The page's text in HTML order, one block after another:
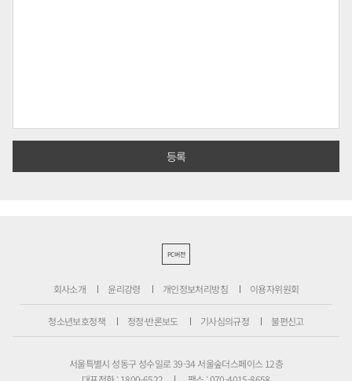
PC버전
회사소개 윤리강령 개인정보처리방침 이용자위원회
청소년보호정책 정정·반론보도 기사심의규정 불편신고
서울특별시 성동구 성수일로 39-34 서울숲더스페이스 12층